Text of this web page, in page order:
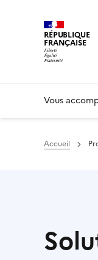
RÉPUBLIQUE
FRANÇAISE
Vous
Accueil